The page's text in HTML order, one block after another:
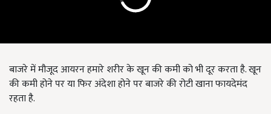
बाजरे में मौजूद आयरन हमारे शरीर के खून की कमी को भी दूर करता है. खून
की कमी होने पर या फिर अंदेशा होने पर बाजरे की रोटी खाना फायदेमंद
रहता है.